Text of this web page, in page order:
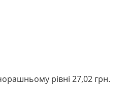
рівні 27,02 грн.